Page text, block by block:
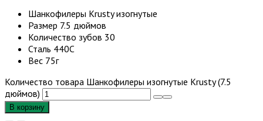
Шанкофилеры Krusty изогнутые
Размер 7.5 дюймов
Количество зубов 30
Сталь 440С
Вес 75г
Количество товара Шанкофилеры изогнутые Krusty (7.5
дюймов)
В корзину